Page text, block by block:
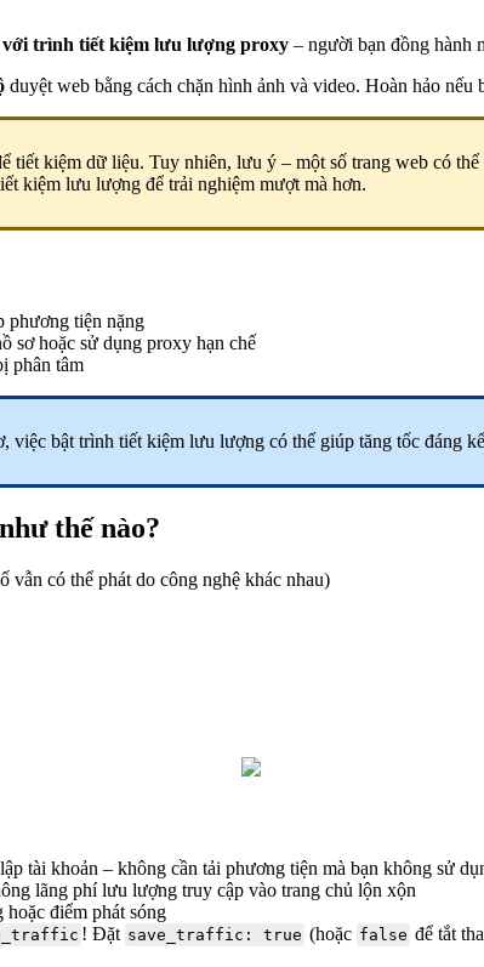
với trình tiết kiệm lưu lượng proxy – người bạn đồng hành
duyệt web bằng cách chặn hình ảnh và video. Hoàn hảo
tiết kiệm dữ liệu. Tuy nhiên, lưu ý – một số trang web có
kiệm lưu lượng để trải nghiệm mượt mà hơn.
phương tiện nặng
sơ hoặc sử dụng proxy hạn chế
phân tâm
việc bật trình tiết kiệm lưu lượng có thể giúp tăng tốc đáng
thế nào?
vẫn có thể phát do công nghệ khác nhau)
tài khoản – không cần tải phương tiện mà bạn không sử
lãng phí lưu lượng truy cập vào trang chủ lộn xộn
điểm phát sóng
! Đặt save_traffic: true (hoặc false để tắt